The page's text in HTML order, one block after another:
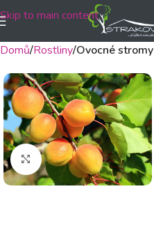
Skip to main content
Domů Rostliny Ovocné stromy
Klikněte pro zvětšení